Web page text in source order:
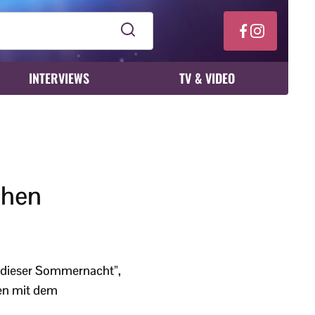
INTERVIEWS TV & VIDEO
Sommernacht”,
mit dem